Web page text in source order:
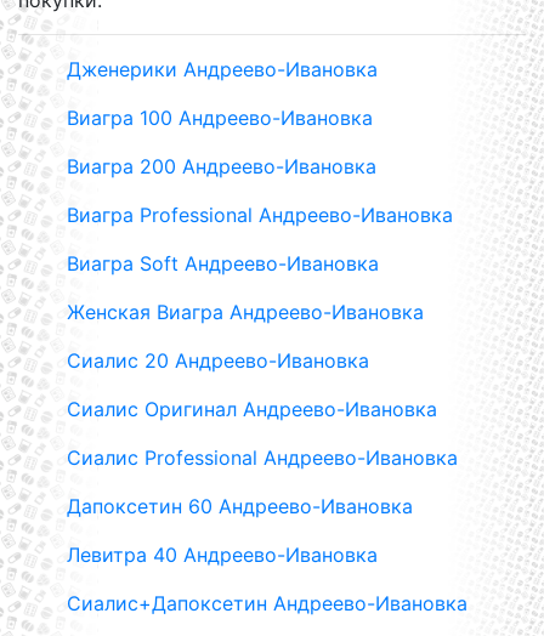
Дженерики Андреево-Ивановка
Виагра 100 Андреево-Ивановка
Виагра 200 Андреево-Ивановка
Виагра Professional Андреево-Ивановка
Виагра Soft Андреево-Ивановка
Женская Виагра Андреево-Ивановка
Сиалис 20 Андреево-Ивановка
Сиалис Оригинал Андреево-Ивановка
Сиалис Professional Андреево-Ивановка
Дапоксетин 60 Андреево-Ивановка
Левитра 40 Андреево-Ивановка
Сиалис+Дапоксетин Андреево-Ивановка